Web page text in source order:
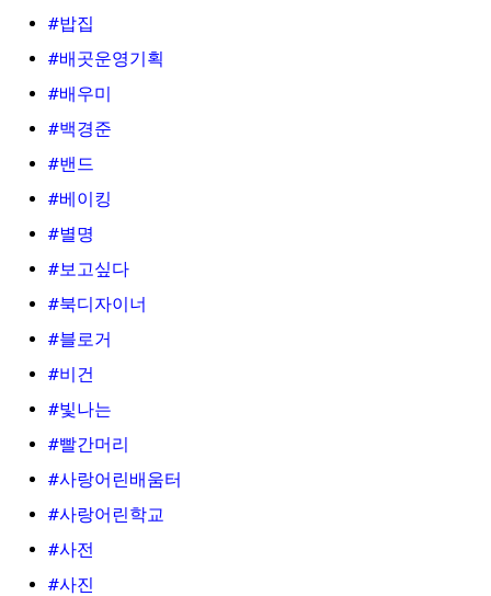
#밥집
#배곳운영기획
#배우미
#백경준
#밴드
#베이킹
#별명
#보고싶다
#북디자이너
#블로거
#비건
#빛나는
#빨간머리
#사랑어린배움터
#사랑어린학교
#사전
#사진